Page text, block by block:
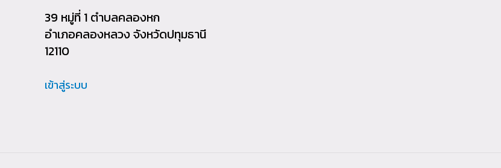
39 หมู่ที่ 1 ตำบลคลองหก
อำเภอคลองหลวง จังหวัดปทุมธานี
12110
เข้าสู่ระบบ